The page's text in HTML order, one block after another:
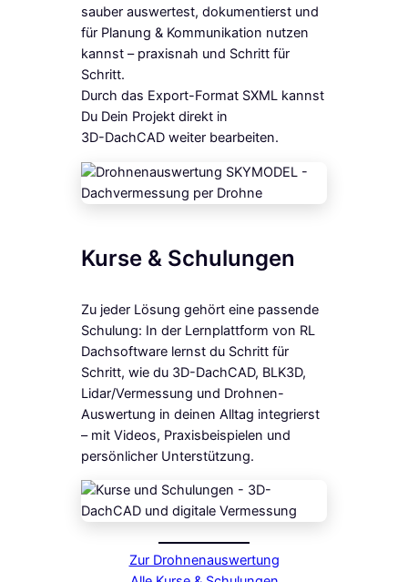
sauber auswertest, dokumentierst und
für Planung & Kommunikation nutzen
kannst – praxisnah und Schritt für
Schritt.
Durch das Export-Format SXML kannst
Du Dein Projekt direkt in
3D-DachCAD weiter bearbeiten.
Kurse & Schulungen
Zu jeder Lösung gehört eine passende
Schulung: In der Lernplattform von RL
Dachsoftware lernst du Schritt für
Schritt, wie du 3D-DachCAD, BLK3D,
Lidar/Vermessung und Drohnen-
Auswertung in deinen Alltag integrierst
– mit Videos, Praxisbeispielen und
persönlicher Unterstützung.
Zur Drohnenauswertung